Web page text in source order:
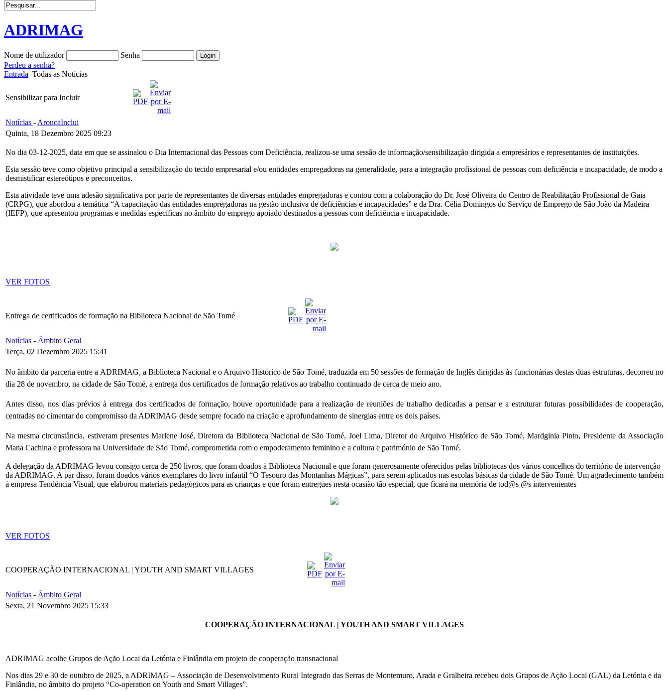
ADRIMAG
Nome de utilizador
Senha
Perdeu a senha?
Entrada Todas as Notícias
Sensibilizar para Incluir
Notícias - AroucaInclui
Quinta, 18 Dezembro 2025 09:23
No dia 03-12-2025, data em que se assinalou o Dia Internacional das Pessoas com Deficiência, realizou-se uma sessão de informação/sensibilização dirigida a empresários e representantes de instituições.
Esta sessão teve como objetivo principal a sensibilização do tecido empresarial e/ou entidades empregadoras na generalidade, para a integração profissional de pessoas com deficiência e incapacidade, de modo a
desmistificar estereótipos e preconceitos.
Esta atividade teve uma adesão significativa por parte de representantes de diversas entidades empregadoras e contou com a colaboração do Dr. José Oliveira do Centro de Reabilitação Profissional de Gaia
(CRPG), que abordou a temática “A capacitação das entidades empregadoras na gestão inclusiva de deficiências e incapacidades” e da Dra. Célia Domingos do Serviço de Emprego de São João da Madeira
(IEFP), que apresentou programas e medidas específicas no âmbito do emprego apoiado destinados a pessoas com deficiência e incapacidade.
VER FOTOS
Entrega de certificados de formação na Biblioteca Nacional de São Tomé
Notícias - Âmbito Geral
Terça, 02 Dezembro 2025 15:41
No âmbito da parceria entre a ADRIMAG, a Biblioteca Nacional e o Arquivo Histórico de São Tomé, traduzida em 50 sessões de formação de Inglês dirigidas às funcionárias destas duas estruturas, decorreu no
dia 28 de novembro, na cidade de São Tomé, a entrega dos certificados de formação relativos ao trabalho continuado de cerca de meio ano.
Antes disso, nos dias prévios à entrega dos certificados de formação, houve oportunidade para a realização de reuniões de trabalho dedicadas a pensar e a estruturar futuras possibilidades de cooperação,
centradas no cimentar do compromisso da ADRIMAG desde sempre focado na criação e aprofundamento de sinergias entre os dois países.
Na mesma circunstância, estiveram presentes Marlene José, Diretora da Biblioteca Nacional de São Tomé, Joel Lima, Diretor do Arquivo Histórico de São Tomé, Mardginia Pinto, Presidente da Associação
Mana Cachina e professora na Universidade de São Tomé, comprometida com o empoderamento feminino e a cultura e património de São Tomé.
A delegação da ADRIMAG levou consigo cerca de 250 livros, que foram doados à Biblioteca Nacional e que foram generosamente oferecidos pelas bibliotecas dos vários concelhos do território de intervenção
da ADRIMAG. A par disso, foram doados vários exemplares do livro infantil “O Tesouro das Montanhas Mágicas”, para serem aplicados nas escolas básicas da cidade de São Tomé. Um agradecimento também
à empresa Tendência Visual, que elaborou materiais pedagógicos para as crianças e que foram entregues nesta ocasião tão especial, que ficará na memória de tod@s @s intervenientes
VER FOTOS
COOPERAÇÃO INTERNACIONAL | YOUTH AND SMART VILLAGES
Notícias - Âmbito Geral
Sexta, 21 Novembro 2025 15:33
COOPERAÇÃO INTERNACIONAL | YOUTH AND SMART VILLAGES
ADRIMAG acolhe Grupos de Ação Local da Letónia e Finlândia em projeto de cooperação transnacional
Nos dias 29 e 30 de outubro de 2025, a ADRIMAG – Associação de Desenvolvimento Rural Integrado das Serras de Montemuro, Arada e Gralheira recebeu dois Grupos de Ação Local (GAL) da Letónia e da
Finlândia, no âmbito do projeto “Co-operation on Youth and Smart Villages”.